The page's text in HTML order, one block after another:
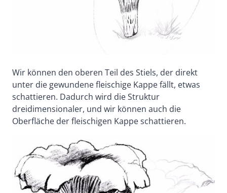
Wir können den oberen Teil des Stiels, der direkt
unter die gewundene fleischige Kappe fällt, etwas
schattieren. Dadurch wird die Struktur
dreidimensionaler, und wir können auch die
Oberfläche der fleischigen Kappe schattieren.